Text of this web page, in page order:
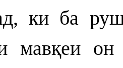
ки ба
мавқеи он